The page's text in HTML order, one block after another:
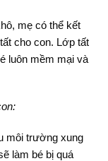
mẹ có thể kết
cho con. Lớp tất
luôn mềm mại và
môi trường xung
làm bé bị quá